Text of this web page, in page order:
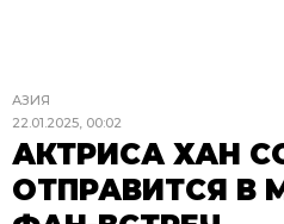
АЗИЯ
22.01.2025, 00:02
АКТРИСА ХАН
ОТПРАВИТСЯ В